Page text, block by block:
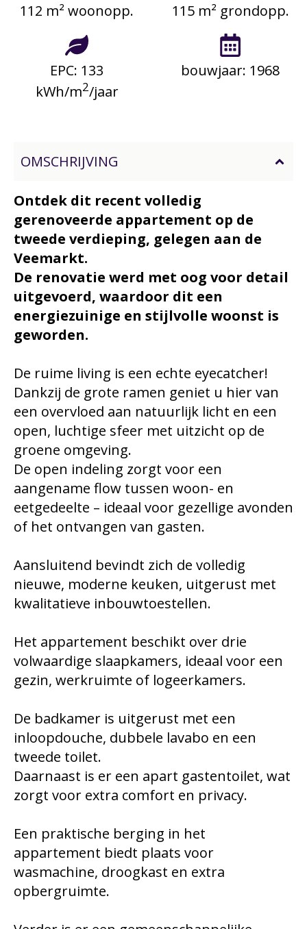
112 m² woonopp. 115 m² grondopp.
EPC: 133
kWh/m2/jaar
bouwjaar: 1968
OMSCHRIJVING
Ontdek dit recent volledig
gerenoveerde appartement op de
tweede verdieping, gelegen aan de
Veemarkt.
De renovatie werd met oog voor detail
uitgevoerd, waardoor dit een
energiezuinige en stijlvolle woonst is
geworden.
De ruime living is een echte eyecatcher!
Dankzij de grote ramen geniet u hier van
een overvloed aan natuurlijk licht en een
open, luchtige sfeer met uitzicht op de
groene omgeving.
De open indeling zorgt voor een
aangename flow tussen woon- en
eetgedeelte – ideaal voor gezellige avonden
of het ontvangen van gasten.
Aansluitend bevindt zich de volledig
nieuwe, moderne keuken, uitgerust met
kwalitatieve inbouwtoestellen.
Het appartement beschikt over drie
volwaardige slaapkamers, ideaal voor een
gezin, werkruimte of logeerkamers.
De badkamer is uitgerust met een
inloopdouche, dubbele lavabo en een
tweede toilet.
Daarnaast is er een apart gastentoilet, wat
zorgt voor extra comfort en privacy.
Een praktische berging in het
appartement biedt plaats voor
wasmachine, droogkast en extra
opbergruimte.